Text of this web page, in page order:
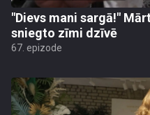
"Dievs mani sargā!"
sniegto zīmi dzīvē
67. epizode